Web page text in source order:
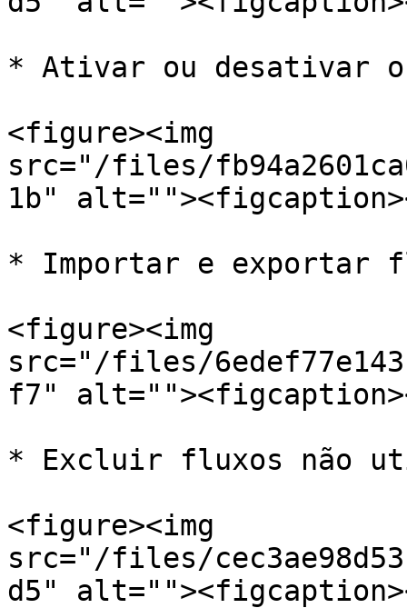
* Ativar ou desativar
<figure><img
src="/files/
1b"
* Importar e exportar
<figure><img
src="/files/
f7"
* Excluir fluxos não
<figure><img
src="/files/
d5"